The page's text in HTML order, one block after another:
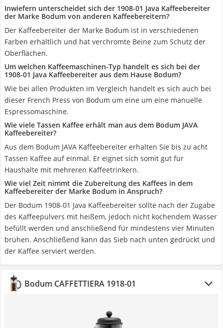
Inwiefern unterscheidet sich der 1908-01 Java Kaffeebereiter
der Marke Bodum von anderen Kaffeebereitern?
Der Kaffeebereiter der Marke Bodum ist in verschiedenen
Farben erhältlich und hat verchromte Beine zum Schutz der
Oberflächen.
Um welchen Kaffeemaschinen-Typ handelt es sich bei der
1908-01 Java Kaffeebereiter aus dem Hause Bodum?
Wie bei allen Produkten im Vergleich handelt es sich auch bei
dieser French Press von Bodum um eine um eine manuelle
Espressomaschine.
Wie viele Tassen Kaffee erhält man aus dem Bodum JAVA
Kaffeebereiter?
Aus dem Bodum JAVA Kaffeebereiter erhalten Sie bis zu acht
Tassen Kaffee auf einmal. Er eignet sich somit gut für
Haushalte mit mehreren Kaffeetrinkern.
Wie viel Zeit nimmt die Zubereitung des Kaffees in dem
Kaffeebereiter der Marke Bodum in Anspruch?
Der Bodum 1908-01 Java Kaffeebereiter sollte nach der Zugabe
des Kaffeepulvers mit heißem, jedoch nicht kochendem Wasser
befüllt werden und anschließend für mindestens vier Minuten
brühen. Anschließend kann das Sieb nach unten gedrückt und
der Kaffee serviert werden.
Bodum CAFFETTIERA 1918-01